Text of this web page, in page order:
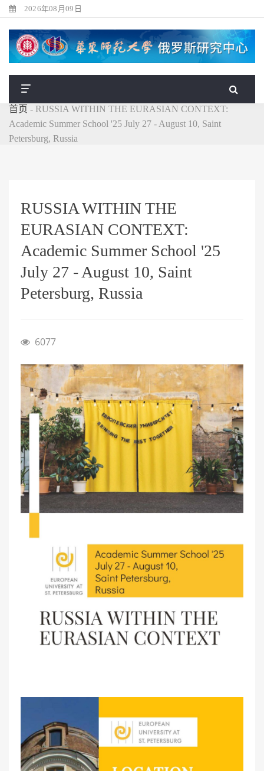
2026年08月09日
首页 - RUSSIA WITHIN THE EURASIAN CONTEXT:
Academic Summer School '25 July 27 - August 10, Saint
Petersburg, Russia
RUSSIA WITHIN THE
EURASIAN CONTEXT:
Academic Summer School '25
July 27 - August 10, Saint
Petersburg, Russia
6077